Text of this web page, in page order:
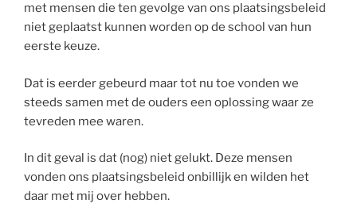
met mensen die ten gevolge van ons plaatsingsbeleid
niet geplaatst kunnen worden op de school van hun
eerste keuze.
Dat is eerder gebeurd maar tot nu toe vonden we
steeds samen met de ouders een oplossing waar ze
tevreden mee waren.
In dit geval is dat (nog) niet gelukt. Deze mensen
vonden ons plaatsingsbeleid onbillijk en wilden het
daar met mij over hebben.